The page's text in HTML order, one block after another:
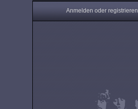
Anmelden oder registrieren